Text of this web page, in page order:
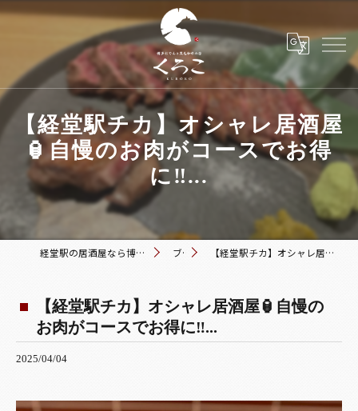
【経堂駅チカ】オシャレ居酒屋
🏮自慢のお肉がコースでお得
に‼️...
経堂駅の居酒屋なら博多おでんと黒毛和牛の店 くろこ ブログ 【経堂駅チカ】オシャレ居酒屋🏮自慢のお肉がコースでお得に‼️...
【経堂駅チカ】オシャレ居酒屋🏮自慢の
お肉がコースでお得に‼️...
2025/04/04